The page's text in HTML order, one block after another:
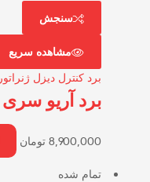
سنجش
مشاهده سریع
برد کنترل دیزل ژنراتور
برد آریو سری Ario 307
8,900,000 تومان
تمام شده